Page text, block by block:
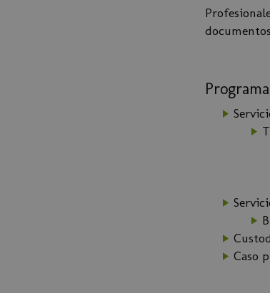
Programa
Caso